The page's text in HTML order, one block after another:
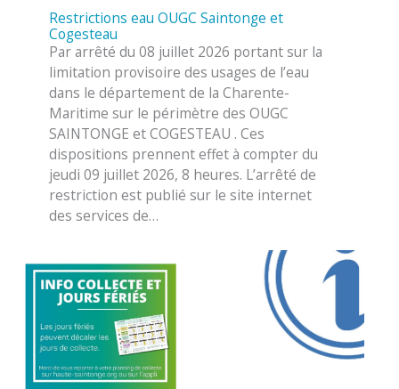
Restrictions eau OUGC Saintonge et
Cogesteau
Par arrêté du 08 juillet 2026 portant sur la
limitation provisoire des usages de l’eau
dans le département de la Charente-
Maritime sur le périmètre des OUGC
SAINTONGE et COGESTEAU . Ces
dispositions prennent effet à compter du
jeudi 09 juillet 2026, 8 heures. L’arrêté de
restriction est publié sur le site internet
des services de…